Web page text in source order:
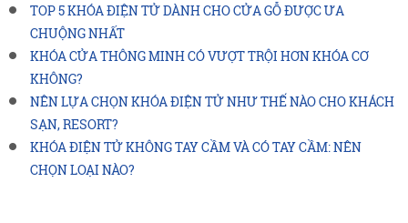
TOP 5 KHÓA ĐIỆN TỬ DÀNH CHO CỬA GỖ ĐƯỢC ƯA
CHUỘNG NHẤT
KHÓA CỬA THÔNG MINH CÓ VƯỢT TRỘI HƠN KHÓA CƠ
KHÔNG?
NÊN LỰA CHỌN KHÓA ĐIỆN TỬ NHƯ THẾ NÀO CHO KHÁCH
SẠN, RESORT?
KHÓA ĐIỆN TỬ KHÔNG TAY CẦM VÀ CÓ TAY CẦM: NÊN
CHỌN LOẠI NÀO?